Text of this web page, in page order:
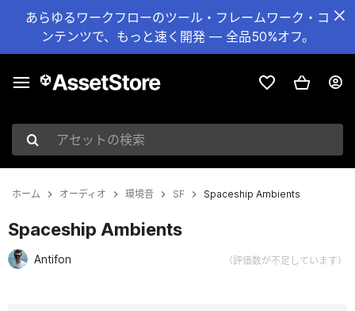
あらゆるワークフローのツール・フレームワーク・コ
ンテンツで、もっと速く開発 — 全品50%オフ。
アセットの検索
ホーム オーディオ 環境音 SF Spaceship Ambients
Spaceship Ambients
Antifon （評価数が不足しています）